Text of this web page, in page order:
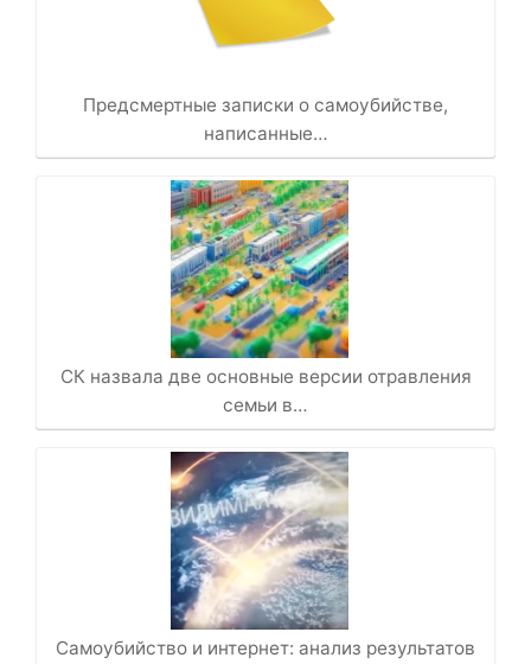
Предсмертные записки о самоубийстве,
написанные…
СК назвала две основные версии отравления
семьи в…
Самоубийство и интернет: анализ результатов